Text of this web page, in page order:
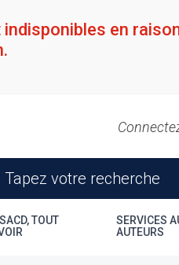
en
TOUT
SERVICES
AUTEURS